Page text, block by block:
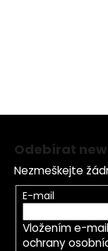
Z
Odebírat
Nezmeškejte
E-mail
Vložením e-
ochrany